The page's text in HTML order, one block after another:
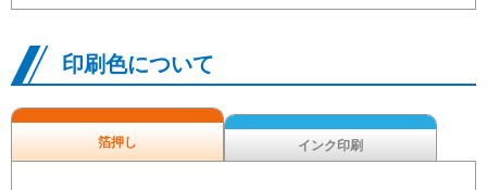
印刷色について
箔押し インク印刷